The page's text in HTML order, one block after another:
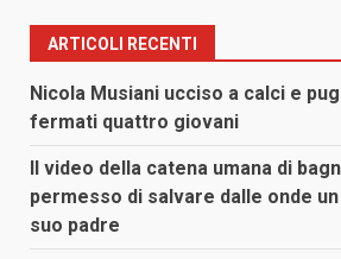
ARTICOLI RECENTI
Nicola Musiani ucciso a calci e
fermati quattro giovani
Il video della catena umana di
permesso di salvare dalle onde un
suo padre